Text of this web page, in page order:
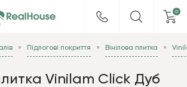
0
Підлогові покриття Вінілова плитка
Vinilam Сlick Дуб